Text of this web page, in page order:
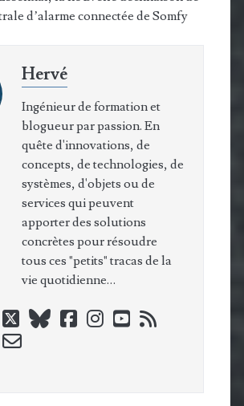
d’alarme connectée de Somfy
Hervé
Ingénieur de formation et
blogueur par passion. En
quête d'innovations, de
concepts, de technologies, de
systèmes, d'objets ou de
services qui peuvent
apporter des solutions
concrètes pour résoudre
tous ces "petits" tracas de la
vie quotidienne…
twitterblueskyfacebook
instagram
youtube
rss
email-